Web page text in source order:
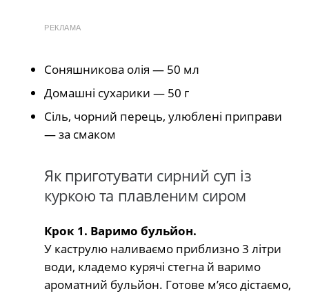
РЕКЛАМА
Соняшникова олія — 50 мл
Домашні сухарики — 50 г
Сіль, чорний перець, улюблені приправи
— за смаком
Як приготувати сирний суп із
куркою та плавленим сиром
Крок 1. Варимо бульйон.
У каструлю наливаємо приблизно 3 літри
води, кладемо курячі стегна й варимо
ароматний бульйон. Готове м’ясо дістаємо,